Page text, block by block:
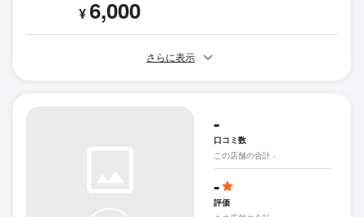
¥6,000
さらに表示
-
口コミ数
この店舗の合計 -
-
評価